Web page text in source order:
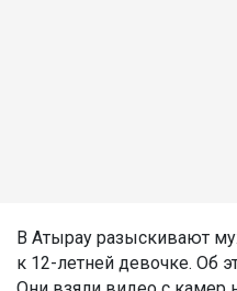
В Атырау разыскивают
к 12-летней девочке. Об